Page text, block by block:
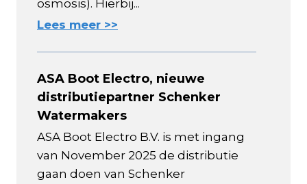
osmosis). Hierbij...
Lees meer >>
ASA Boot Electro, nieuwe
distributiepartner Schenker
Watermakers
ASA Boot Electro B.V. is met ingang
van November 2025 de distributie
gaan doen van Schenker